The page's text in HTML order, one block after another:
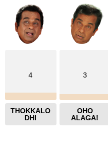
4
THOKKALO
DHI
3
OHO
ALAGA!